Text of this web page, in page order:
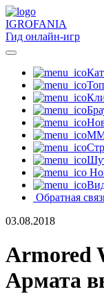
IGROFANIA
Гид онлайн-игр
Обратная
03.08.2018
Armored
Армата